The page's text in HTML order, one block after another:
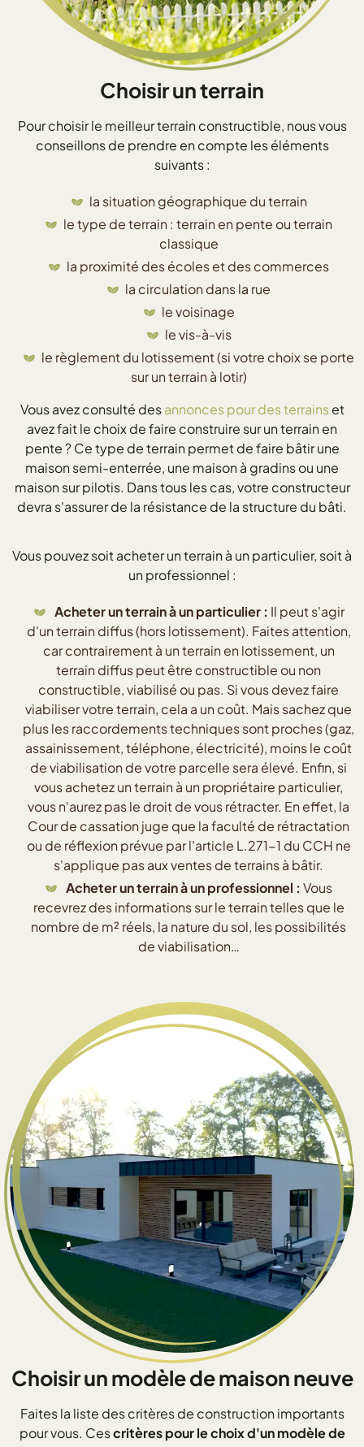
Choisir un terrain
Pour choisir le meilleur terrain constructible, nous vous
conseillons de prendre en compte les éléments
suivants :
la situation géographique du terrain
le type de terrain : terrain en pente ou terrain
classique
la proximité des écoles et des commerces
la circulation dans la rue
le voisinage
le vis-à-vis
le règlement du lotissement (si votre choix se porte
sur un terrain à lotir)
Vous avez consulté desannonces pour des terrainset
avez fait le choix de faire construire sur un terrain en
pente ? Ce type de terrain permet de faire bâtir une
maison semi-enterrée, une maison à gradins ou une
maison sur pilotis. Dans tous les cas, votre constructeur
devra s'assurer de la résistance de la structure du bâti.
Vous pouvez soit acheter un terrain à un particulier, soit à
un professionnel :
Acheter un terrain à un particulier : Il peut s'agir
d'un terrain diffus (hors lotissement). Faites attention,
car contrairement à un terrain en lotissement, un
terrain diffus peut être constructible ou non
constructible, viabilisé ou pas. Si vous devez faire
viabiliser votre terrain, cela a un coût. Mais sachez que
plus les raccordements techniques sont proches (gaz,
assainissement, téléphone, électricité), moins le coût
de viabilisation de votre parcelle sera élevé. Enfin, si
vous achetez un terrain à un propriétaire particulier,
vous n'aurez pas le droit de vous rétracter. En effet, la
Cour de cassation juge que la faculté de rétractation
ou de réflexion prévue par l'article L.271-1 du CCH ne
s'applique pas aux ventes de terrains à bâtir.
Acheter un terrain à un professionnel : Vous
recevrez des informations sur le terrain telles que le
nombre de m² réels, la nature du sol, les possibilités
de viabilisation…
Choisir un modèle de maison neuve
Faites la liste des critères de construction importants
pour vous. Cescritères pour le choix d'un modèle de